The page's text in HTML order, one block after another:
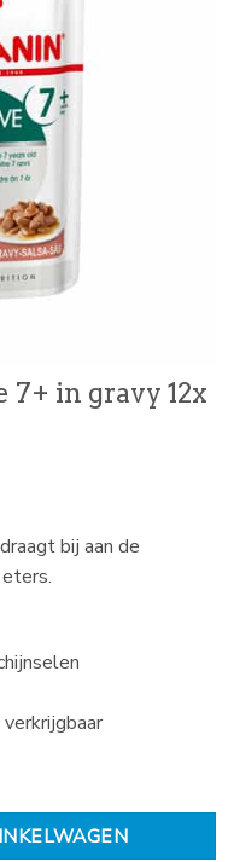
in gravy 12x
bij aan de
85gr aantal